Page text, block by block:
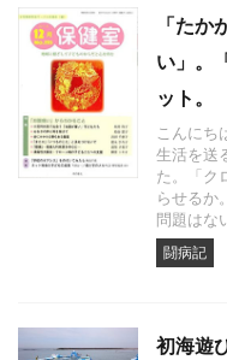
「た
い」。
ット。
こんにち
生活を送
た。「ク
らせるか
問題はな
闘病記
初海遊